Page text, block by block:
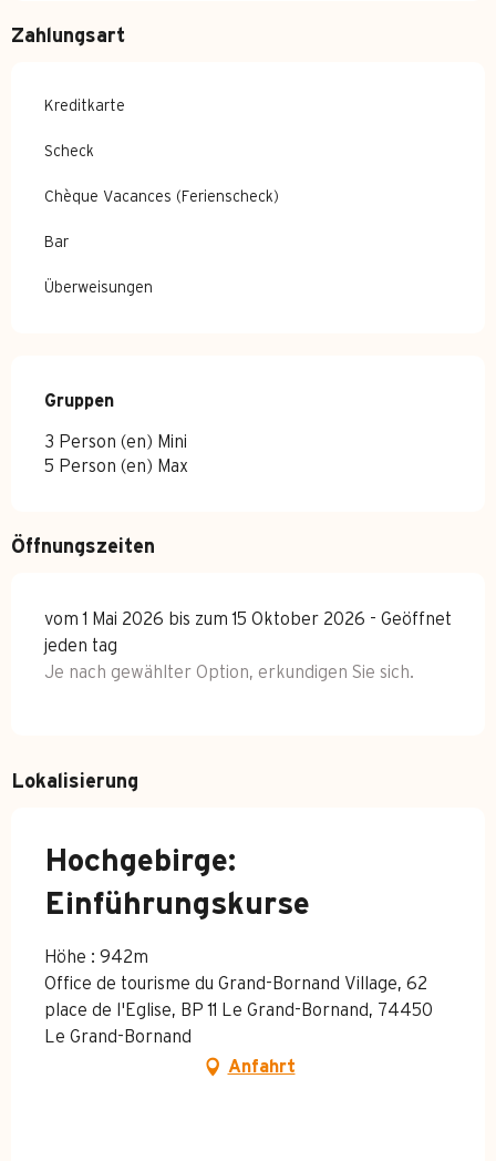
Zahlungsart
Kreditkarte
Scheck
Chèque Vacances (Ferienscheck)
Bar
Überweisungen
Gruppen
Gruppen
3 Person (en) Mini
5 Person (en) Max
Öffnungszeiten
vom 1 Mai 2026 bis zum 15 Oktober 2026 - Geöffnet
jeden tag
Je nach gewählter Option, erkundigen Sie sich.
Lokalisierung
Hochgebirge:
Einführungskurse
Höhe : 942m
Office de tourisme du Grand-Bornand Village, 62
place de l'Eglise, BP 11 Le Grand-Bornand, 74450
Le Grand-Bornand
Anfahrt